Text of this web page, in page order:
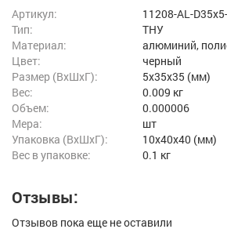
Артикул:
11208-AL-
Тип:
ТНУ
Материал:
алюминий,
Цвет:
черный
Размер (ВxШxГ):
5x35x35 (мм)
Вес:
0.009 кг
Объем:
0.000006
Мера:
шт
Упаковка (ВхШхГ):
10x40x40 (мм)
Вес в упаковке:
0.1 кг
Отзывы:
Отзывов пока еще не оставили